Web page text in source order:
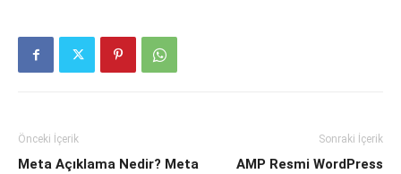
Önceki İçerik
Meta Açıklama Nedir? Meta
Sonraki İçerik
AMP Resmi WordPress